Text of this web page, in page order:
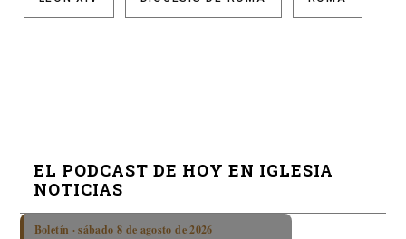
EL PODCAST DE HOY EN IGLESIA
NOTICIAS
Boletín · sábado 8 de agosto de 2026